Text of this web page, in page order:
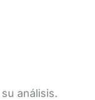
análisis.